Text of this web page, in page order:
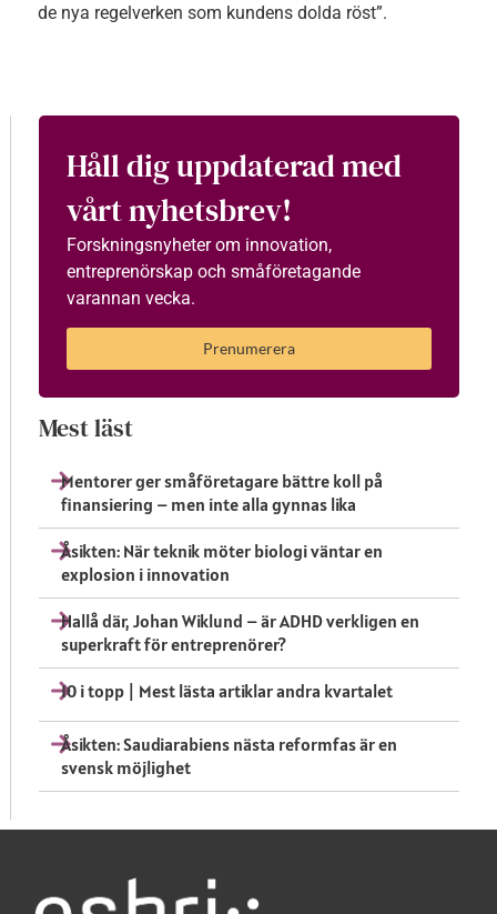
de nya regelverken som kundens dolda röst”.
Håll dig uppdaterad med
vårt nyhetsbrev!
Forskningsnyheter om innovation,
entreprenörskap och småföretagande
varannan vecka.
Prenumerera
Mest läst
Mentorer ger småföretagare bättre koll på
finansiering – men inte alla gynnas lika
Åsikten: När teknik möter biologi väntar en
explosion i innovation
Hallå där, Johan Wiklund – är ADHD verkligen en
superkraft för entreprenörer?
10 i topp | Mest lästa artiklar andra kvartalet
Åsikten: Saudiarabiens nästa reformfas är en
svensk möjlighet